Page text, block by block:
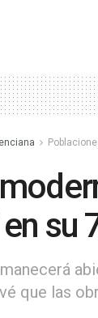
su
que las